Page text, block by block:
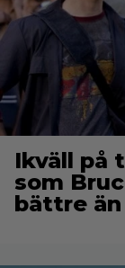
Ikväll på
som
bättre än